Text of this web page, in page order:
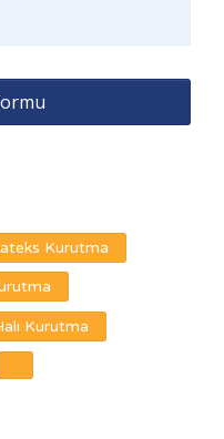
Kurutma
Kurutma